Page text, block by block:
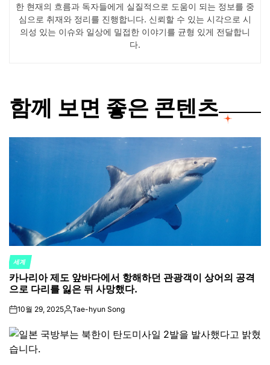
한 현재의 흐름과 독자들에게 실질적으로 도움이 되는 정보를 중
심으로 취재와 정리를 진행합니다. 신뢰할 수 있는 시각으로 시
의성 있는 이슈와 일상에 밀접한 이야기를 균형 있게 전달합니
다.
함께 보면 좋은 콘텐츠
POSTED
IN
세계
카나리아 제도 앞바다에서 항해하던 관광객이 상어의 공격
으로 다리를 잃은 뒤 사망했다.
on10월 29, 2025Posted
Tae-hyun Song